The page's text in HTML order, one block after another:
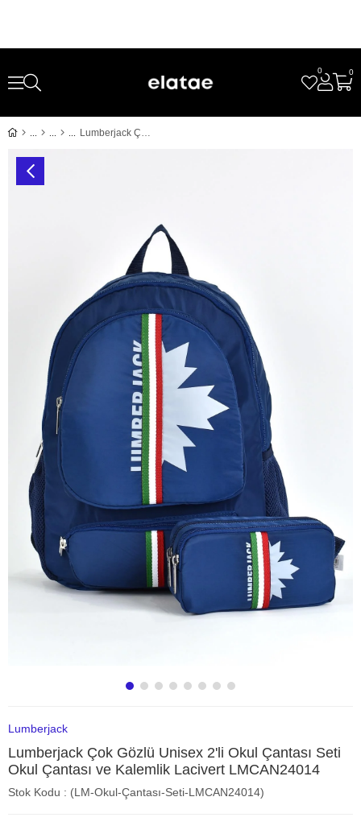
0
0
Lumberjack Çok Gözlü Unisex 2'li Okul Çantası Seti Okul Çantası ve Kalemlik Lacivert LMCAN24014
Lumberjack
Lumberjack Çok Gözlü Unisex 2'li Okul Çantası Seti
Okul Çantası ve Kalemlik Lacivert LMCAN24014
Stok Kodu (LM-Okul-Çantası-Seti-LMCAN24014)